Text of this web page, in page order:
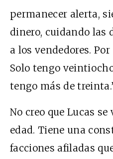
permanecer alerta,
dinero, cuidando las
a los vendedores.
Solo tengo
tengo más de
No creo que Lucas
edad. Tiene una
facciones afiladas